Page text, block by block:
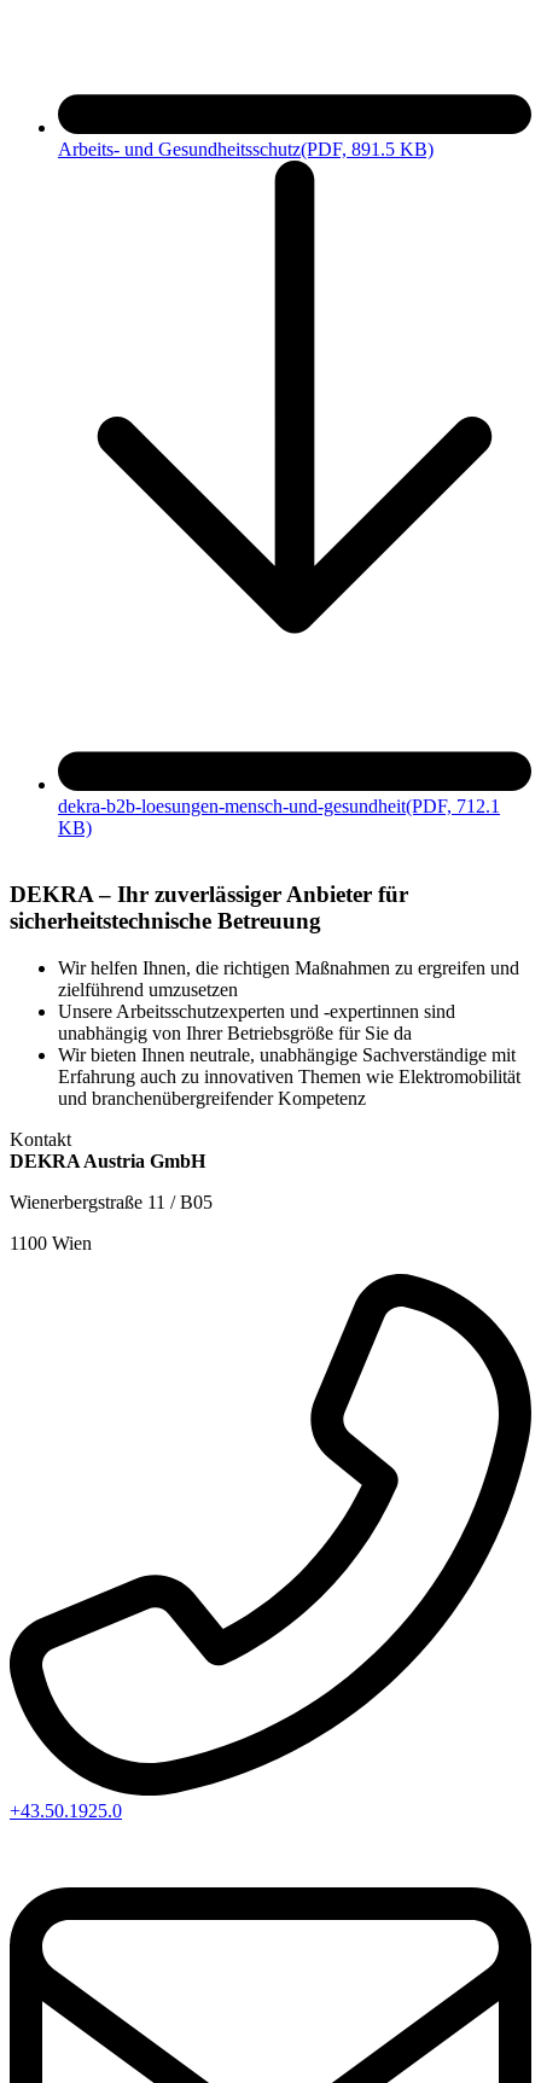
Arbeits- und Gesundheitsschutz(PDF, 891.5 KB)
dekra-b2b-loesungen-mensch-und-gesundheit(PDF, 712.1
KB)
DEKRA – Ihr zuverlässiger Anbieter für
sicherheitstechnische Betreuung
Wir helfen Ihnen, die richtigen Maßnahmen zu ergreifen und
zielführend umzusetzen
Unsere Arbeitsschutzexperten und -expertinnen sind
unabhängig von Ihrer Betriebsgröße für Sie da
Wir bieten Ihnen neutrale, unabhängige Sachverständige mit
Erfahrung auch zu innovativen Themen wie Elektromobilität
und branchenübergreifender Kompetenz
Kontakt
DEKRA Austria GmbH
Wienerbergstraße 11 / B05
1100 Wien
+43.50.1925.0